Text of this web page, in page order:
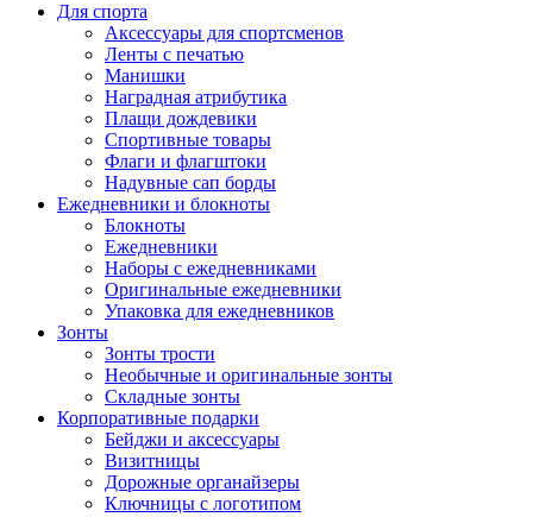
Для спорта
Аксессуары для спортсменов
Ленты с печатью
Манишки
Наградная атрибутика
Плащи дождевики
Спортивные товары
Флаги и флагштоки
Надувные сап борды
Ежедневники и блокноты
Блокноты
Ежедневники
Наборы с ежедневниками
Оригинальные ежедневники
Упаковка для ежедневников
Зонты
Зонты трости
Необычные и оригинальные зонты
Складные зонты
Корпоративные подарки
Бейджи и аксессуары
Визитницы
Дорожные органайзеры
Ключницы с логотипом